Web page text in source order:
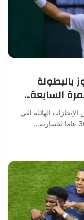
السابعة…
الهائلة التي